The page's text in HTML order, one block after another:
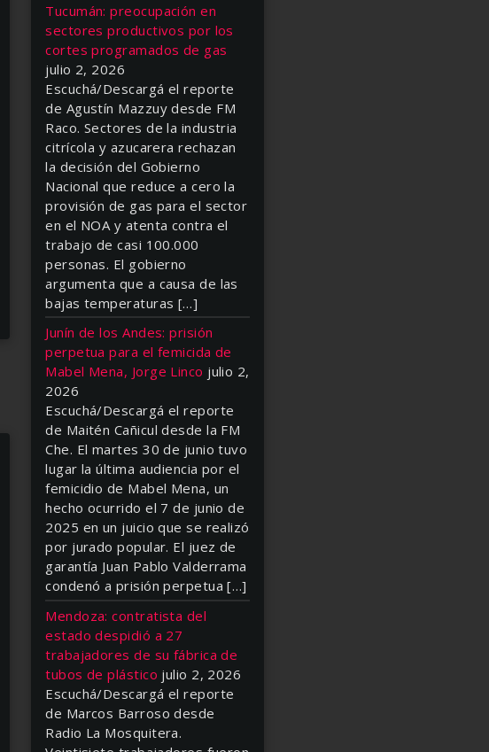
Tucumán: preocupación en
sectores productivos por los
cortes programados de gas
julio 2, 2026
Escuchá/Descargá el reporte
de Agustín Mazzuy desde FM
Raco. Sectores de la industria
citrícola y azucarera rechazan
la decisión del Gobierno
Nacional que reduce a cero la
provisión de gas para el sector
en el NOA y atenta contra el
trabajo de casi 100.000
personas. El gobierno
argumenta que a causa de las
bajas temperaturas […]
Junín de los Andes: prisión
perpetua para el femicida de
Mabel Mena, Jorge Linco julio 2,
2026
Escuchá/Descargá el reporte
de Maitén Cañicul desde la FM
Che. El martes 30 de junio tuvo
lugar la última audiencia por el
femicidio de Mabel Mena, un
hecho ocurrido el 7 de junio de
2025 en un juicio que se realizó
por jurado popular. El juez de
garantía Juan Pablo Valderrama
condenó a prisión perpetua […]
Mendoza: contratista del
estado despidió a 27
trabajadores de su fábrica de
tubos de plástico julio 2, 2026
Escuchá/Descargá el reporte
de Marcos Barroso desde
Radio La Mosquitera.